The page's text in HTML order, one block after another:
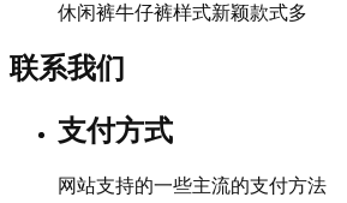
休闲裤牛仔裤样式新颖款式多
联系我们
支付方式
网站支持的一些主流的支付方法